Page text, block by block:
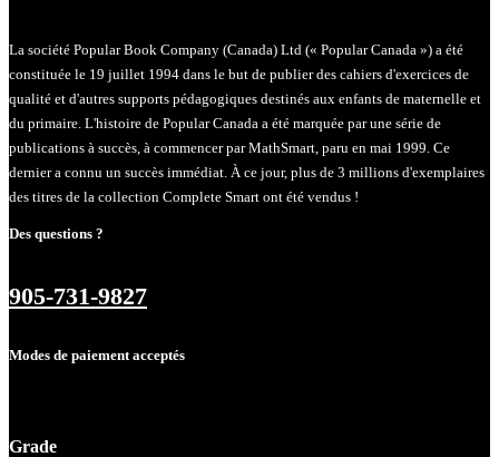
La société Popular Book Company (Canada) Ltd (« Popular Canada ») a été
constituée le 19 juillet 1994 dans le but de publier des cahiers d'exercices de
qualité et d'autres supports pédagogiques destinés aux enfants de maternelle et
du primaire. L'histoire de Popular Canada a été marquée par une série de
publications à succès, à commencer par MathSmart, paru en mai 1999. Ce
dernier a connu un succès immédiat. À ce jour, plus de 3 millions d'exemplaires
des titres de la collection Complete Smart ont été vendus !
Des questions ?
905-731-9827
Modes de paiement acceptés
Grade